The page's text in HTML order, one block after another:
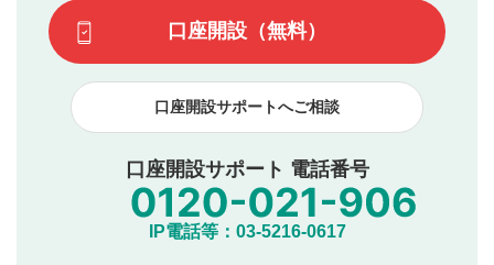
です）
てはお答えできません。各動画コンテンツへの掲載をもっ
て結果のご連絡といたします。ご了承ください。
下記の項目に該当すると判断された投稿内容は、掲載を
見合わせる場合がございます。
本動画コンテンツとは無関係の内容の投稿
他者への誹謗中傷や差別的表現投稿
公序良俗に反する内容の投稿
氏名、住所、電話番号など個人を特定できる情報の
他のサイトへの誘導や営利目的、広告・宣伝を目
口座開設（無料）
口座開設サポートへご相談
口座開設サポート 電話番号
IP電話等：03-5216-0617